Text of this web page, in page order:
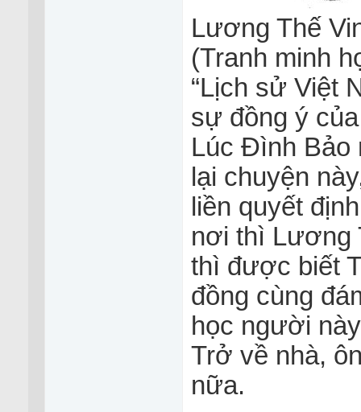
Lương Thế
(Tranh minh
“Lịch sử Việt
sự đồng ý
Lúc Đình Bảo
lại chuyện
liền quyết
nơi thì Lương
thì được biết
đồng cùng
học người
Trở về nhà,
nữa.